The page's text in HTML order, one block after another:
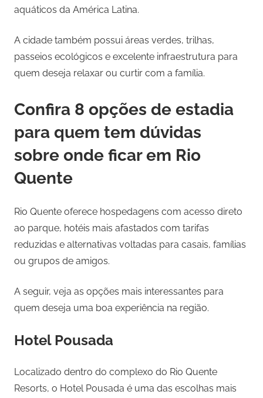
aquáticos da América Latina.
A cidade também possui áreas verdes, trilhas,
passeios ecológicos e excelente infraestrutura para
quem deseja relaxar ou curtir com a família.
Confira 8 opções de estadia
para quem tem dúvidas
sobre onde ficar em Rio
Quente
Rio Quente oferece hospedagens com acesso direto
ao parque, hotéis mais afastados com tarifas
reduzidas e alternativas voltadas para casais, famílias
ou grupos de amigos.
A seguir, veja as opções mais interessantes para
quem deseja uma boa experiência na região.
Hotel Pousada
Localizado dentro do complexo do Rio Quente
Resorts, o Hotel Pousada é uma das escolhas mais